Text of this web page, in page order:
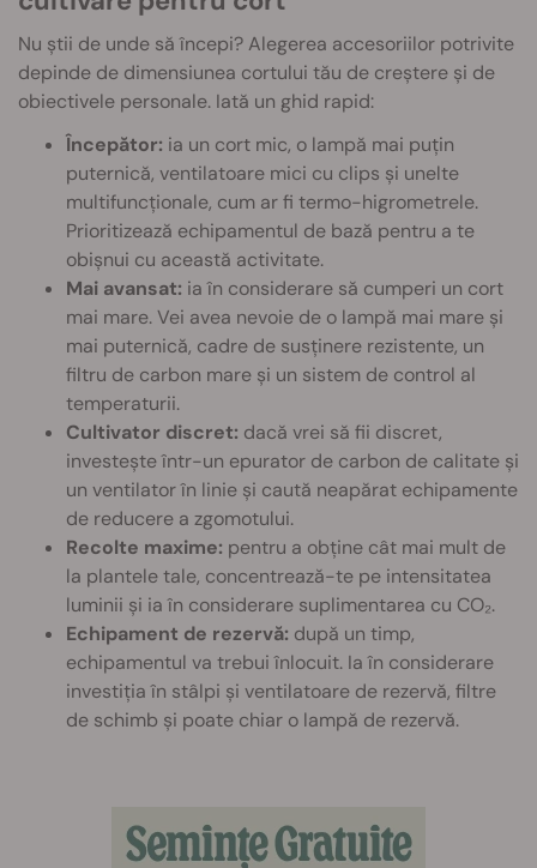
Nu știi de unde să începi? Alegerea accesoriilor potrivite
depinde de dimensiunea cortului tău de creștere și de
obiectivele personale. Iată un ghid rapid:
Începător: ia un cort mic, o lampă mai puțin
puternică, ventilatoare mici cu clips și unelte
multifuncționale, cum ar fi termo-higrometrele.
Prioritizează echipamentul de bază pentru a te
obișnui cu această activitate.
Mai avansat: ia în considerare să cumperi un cort
mai mare. Vei avea nevoie de o lampă mai mare și
mai puternică, cadre de susținere rezistente, un
filtru de carbon mare și un sistem de control al
temperaturii.
Cultivator discret: dacă vrei să fii discret,
investește într-un epurator de carbon de calitate și
un ventilator în linie și caută neapărat echipamente
de reducere a zgomotului.
Recolte maxime: pentru a obține cât mai mult de
la plantele tale, concentrează-te pe intensitatea
luminii și ia în considerare suplimentarea cu CO₂.
Echipament de rezervă: după un timp,
echipamentul va trebui înlocuit. Ia în considerare
investiția în stâlpi și ventilatoare de rezervă, filtre
de schimb și poate chiar o lampă de rezervă.